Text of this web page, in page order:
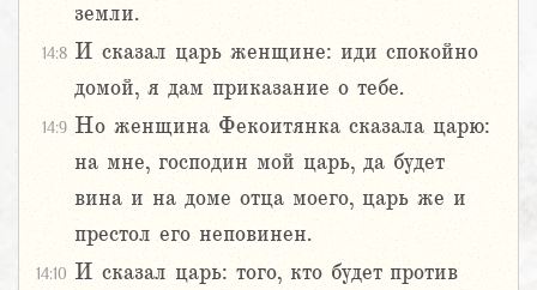
земли.
14:8 И сказал царь женщине: иди спокойно
домой, я дам приказание о тебе.
14:9 Но женщина Фекоитянка сказала царю:
на мне, господин мой царь, да будет
вина и на доме отца моего, царь же и
престол его неповинен.
14:10 И сказал царь: того, кто будет против